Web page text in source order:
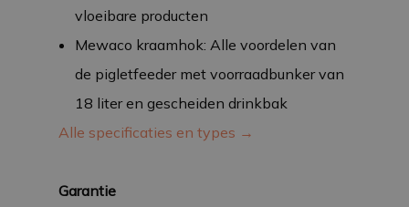
vloeibare producten
Mewaco kraamhok: Alle voordelen van
de pigletfeeder met voorraadbunker van
18 liter en gescheiden drinkbak
Alle specificaties en types →
Garantie